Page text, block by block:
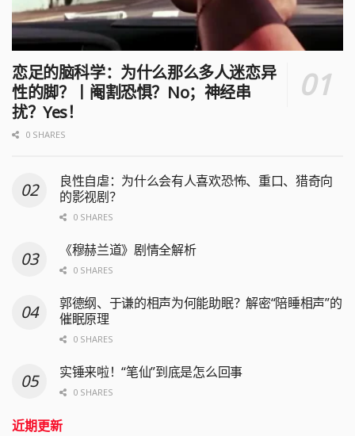
恋足的脑科学：为什么那么多人迷恋异
性的脚？丨阉割恐惧？No；神经串
扰？Yes！
0 SHARES
良性自虐：为什么会有人喜欢恐怖、重口、猎奇向
的影视剧？
0 SHARES
《穆赫兰道》剧情全解析
0 SHARES
郭德纲、于谦的相声为何能助眠？解密“陪睡相声”的
催眠原理
0 SHARES
实锤来啦！“笔仙”到底是怎么回事
0 SHARES
近期更新